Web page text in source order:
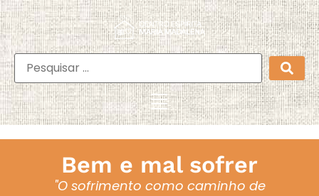
Bem e mal sofrer
"O sofrimento como caminho de